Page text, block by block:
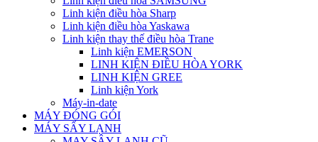
Linh kiện điều hòa Sharp
Linh kiện điều hòa Yaskawa
Linh kiện thay thế điều hòa Trane
Linh kiện EMERSON
LINH KIỆN ĐIỀU HÒA YORK
LINH KIỆN GREE
Linh kiện York
Máy-in-date
MÁY ĐÓNG GÓI
MÁY SẤY LẠNH